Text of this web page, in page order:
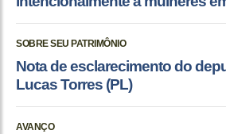
SOBRE SEU PATRIMÔNIO
Nota de esclarecimento do
Lucas Torres (PL)
AVANÇO